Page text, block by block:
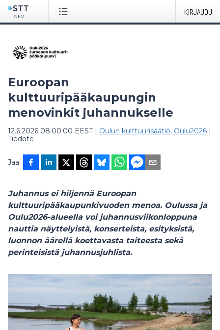
KIRJAUDU
Euroopan
kulttuuripääkaupungin
menovinkit juhannukselle
12.6.2026 08:00:00 EEST| Oulun kulttuurisäätiö, Oulu2026 |
Tiedote
Jaa
Juhannus ei hiljennä Euroopan
kulttuuripääkaupunkivuoden menoa. Oulussa ja
Oulu2026-alueella voi juhannusviikonloppuna
nauttia näyttelyistä, konserteista, esityksistä,
luonnon äärellä koettavasta taiteesta sekä
perinteisistä juhannusjuhlista.